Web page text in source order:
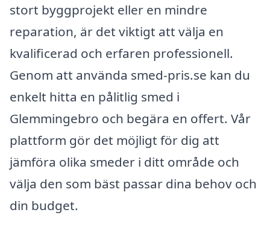
stort byggprojekt eller en mindre
reparation, är det viktigt att välja en
kvalificerad och erfaren professionell.
Genom att använda smed-pris.se kan du
enkelt hitta en pålitlig smed i
Glemmingebro och begära en offert. Vår
plattform gör det möjligt för dig att
jämföra olika smeder i ditt område och
välja den som bäst passar dina behov och
din budget.